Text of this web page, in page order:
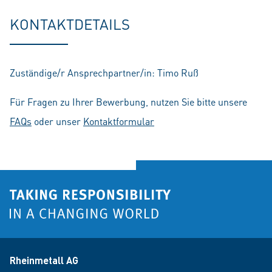
KONTAKTDETAILS
Zuständige/r Ansprechpartner/in: Timo Ruß
Für Fragen zu Ihrer Bewerbung, nutzen Sie bitte unsere
FAQs oder unser Kontaktformular
Rheinmetall AG